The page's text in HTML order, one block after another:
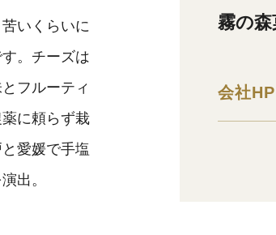
いくらいに
。チーズは
フルーティ
に頼らず栽
愛媛で手塩
出。
霧の
会社HP